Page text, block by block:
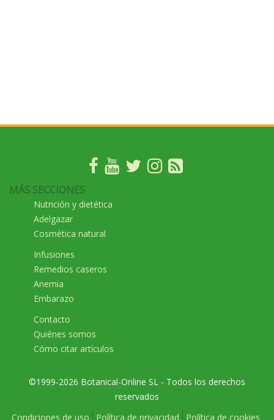
MÁS SECCIONES
Nutrición y dietética
Adelgazar
Cosmética natural
Infusiones
Remedios caseros
Anemia
Embarazo
Contacto
Quiénes somos
Cómo citar artículos
©1999-2026 Botanical-Online SL - Todos los derechos
reservados
Condiciones de uso
Política de privacidad Política de cookies